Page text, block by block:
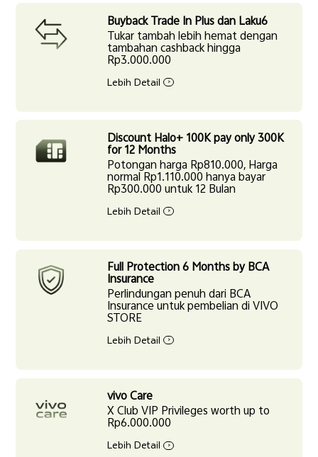
Buyback Trade In Plus dan Laku6
Tukar tambah lebih hemat dengan
tambahan cashback hingga
Rp3.000.000
Lebih Detail >
Discount Halo+ 100K pay only 300K
for 12 Months
Potongan harga Rp810.000, Harga
normal Rp1.110.000 hanya bayar
Rp300.000 untuk 12 Bulan
Lebih Detail >
Full Protection 6 Months by BCA
Insurance
Perlindungan penuh dari BCA
Insurance untuk pembelian di VIVO
STORE
Lebih Detail >
vivo Care
X Club VIP Privileges worth up to
Rp6.000.000
Lebih Detail >